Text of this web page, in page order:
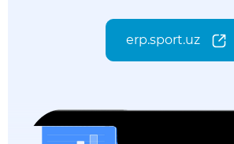
erp.sport.uz